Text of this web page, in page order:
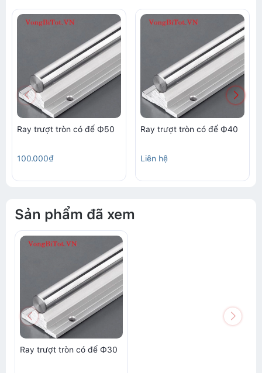
Ray trượt tròn có đế Φ50
100.000₫
Ray trượt tròn có đế Φ40
Liên hệ
Sản phẩm đã xem
Ray trượt tròn có đế Φ30